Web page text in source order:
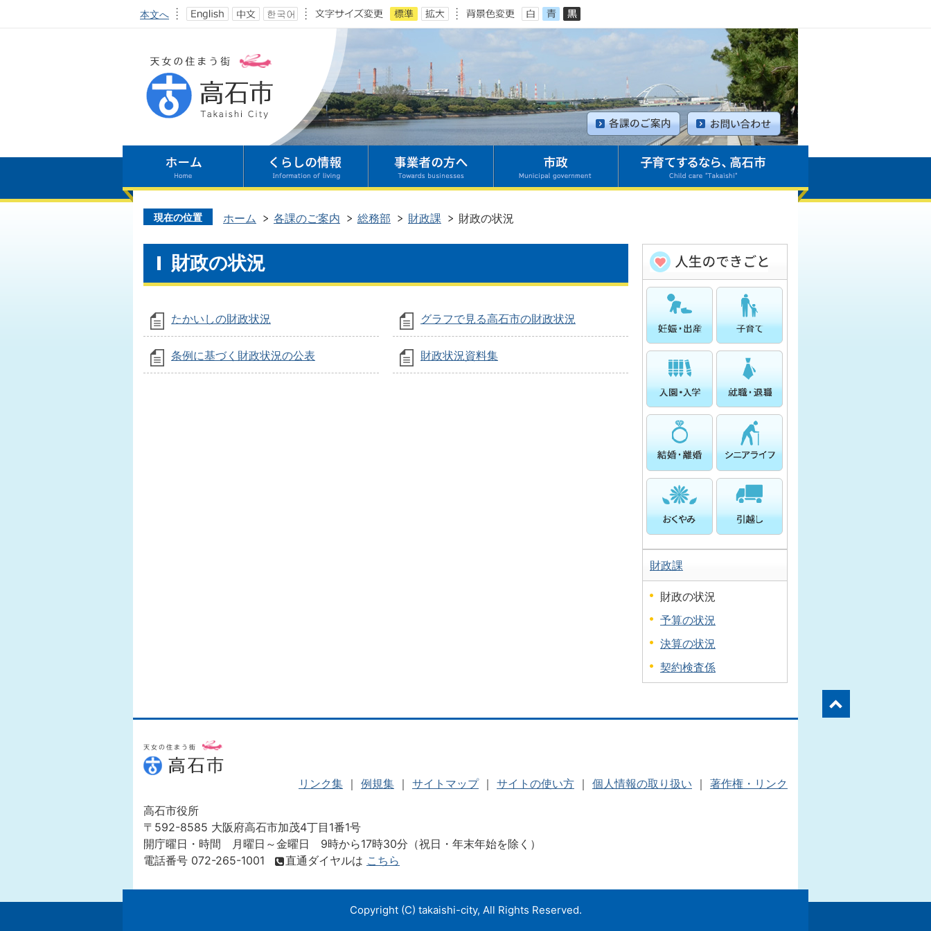
本文へ
現在の位置 ホーム 各課のご案内 総務部 財政課 財政の状況
財政の状況
たかいしの財政状況 グラフで見る高石市の財政状況
条例に基づく財政状況の公表 財政状況資料集
財政課
財政の状況
予算の状況
決算の状況
契約検査係
リンク集 ｜ 例規集 ｜ サイトマップ ｜ サイトの使い方 ｜ 個人情報の取り扱い ｜ 著作権・リンク
高石市役所
〒592-8585 大阪府高石市加茂4丁目1番1号
開庁曜日・時間 月曜日～金曜日 9時から17時30分（祝日・年末年始を除く）
電話番号 072-265-1001
直通ダイヤルは こちら
Copyright (C) takaishi-city, All Rights Reserved.